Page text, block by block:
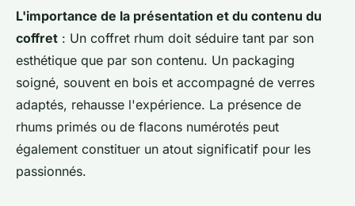
L'importance de la présentation et du contenu du
coffret : Un coffret rhum doit séduire tant par son
esthétique que par son contenu. Un packaging
soigné, souvent en bois et accompagné de verres
adaptés, rehausse l'expérience. La présence de
rhums primés ou de flacons numérotés peut
également constituer un atout significatif pour les
passionnés.